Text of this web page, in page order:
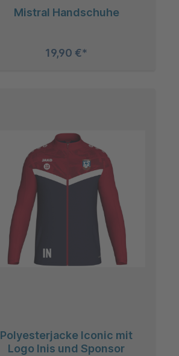
Mistral Handschuhe
19,90 €*
Polyesterjacke Iconic mit
Logo Inis und Sponsor